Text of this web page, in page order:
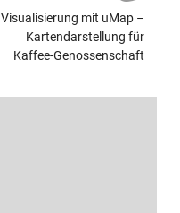
Visualisierung mit uMap –
Kartendarstellung für
Kaffee-Genossenschaft